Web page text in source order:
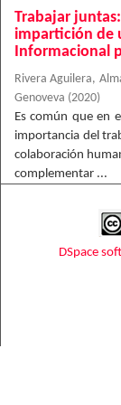
Trabajar
impartición de
Informacional
Rivera Aguilera,
Genoveva (2020)
Es común que en
importancia del
colaboración
complementar ...
DSpace